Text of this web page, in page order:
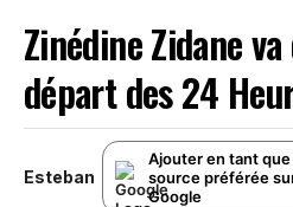
Zinédine Zidane
départ des 24
Esteban
Ajouter en tant que
source préférée
Google